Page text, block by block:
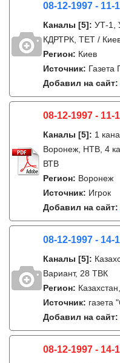
08-12-1997 - 11-
Каналы [5]: УТ-1,
КДРТРК, ТЕТ /
Регион: Киев
Источник: Газета
Добавил на сайт:
08-12-1997 - 11-
Каналы [5]: 1
Воронеж, НТВ, 4
ВТВ
Регион: Воронеж
Источник: Игрок
Добавил на сайт:
08-12-1997 - 14-
Каналы [5]:
Вариант, 28 ТВК
Регион:
Источник: газета
Добавил на сайт:
08-12-1997 - 14-